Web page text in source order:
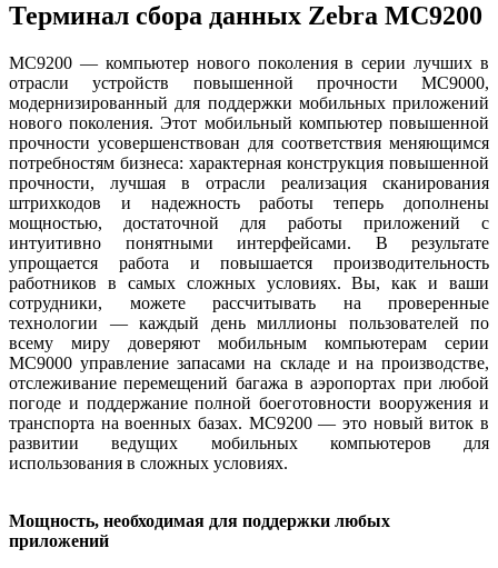
Терминал сбора данных Zebra MC9200
MC9200 — компьютер нового поколения в серии лучших в
отрасли устройств повышенной прочности MC9000,
модернизированный для поддержки мобильных приложений
нового поколения. Этот мобильный компьютер повышенной
прочности усовершенствован для соответствия меняющимся
потребностям бизнеса: характерная конструкция повышенной
прочности, лучшая в отрасли реализация сканирования
штрихкодов и надежность работы теперь дополнены
мощностью, достаточной для работы приложений с
интуитивно понятными интерфейсами. В результате
упрощается работа и повышается производительность
работников в самых сложных условиях. Вы, как и ваши
сотрудники, можете рассчитывать на проверенные
технологии — каждый день миллионы пользователей по
всему миру доверяют мобильным компьютерам серии
MC9000 управление запасами на складе и на производстве,
отслеживание перемещений багажа в аэропортах при любой
погоде и поддержание полной боеготовности вооружения и
транспорта на военных базах. MC9200 — это новый виток в
развитии ведущих мобильных компьютеров для
использования в сложных условиях.
Мощность, необходимая для поддержки любых
приложений